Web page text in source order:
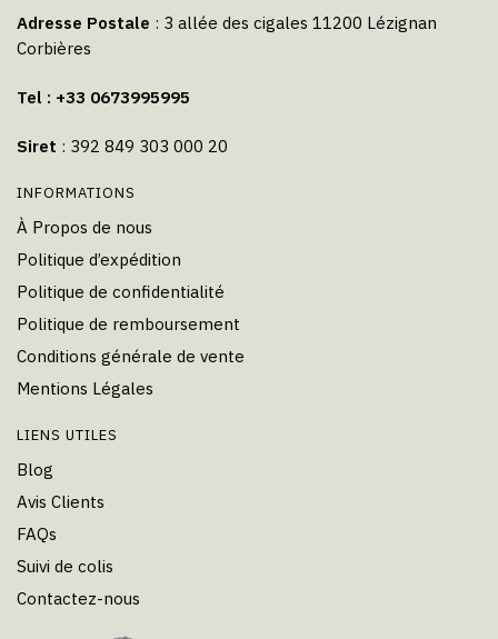
Adresse Postale : 3 allée des cigales 11200 Lézignan
Corbières
Tel : +33 0673995995
Siret : 392 849 303 000 20
INFORMATIONS
À Propos de nous
Politique d’expédition
Politique de confidentialité
Politique de remboursement
Conditions générale de vente
Mentions Légales
LIENS UTILES
Blog
Avis Clients
FAQs
Suivi de colis
Contactez-nous